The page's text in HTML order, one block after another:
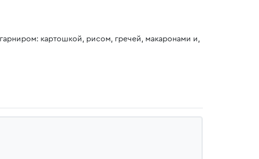
картошкой, рисом, гречей, макаронами и,